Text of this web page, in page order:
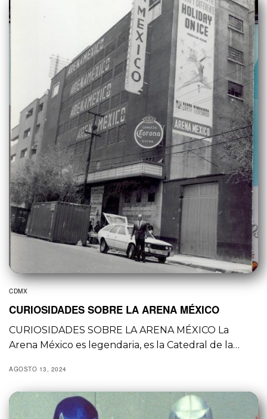
CDMX
CURIOSIDADES SOBRE LA ARENA MÉXICO
CURIOSIDADES SOBRE LA ARENA MÉXICO La
Arena México es legendaria, es la Catedral de la…
AGOSTO 13, 2024